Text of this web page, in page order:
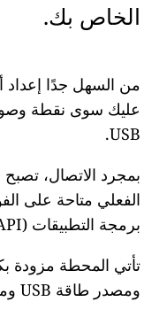
الخاص بك.
USB.
بمجرد الاتصال،
الفعلي متاحة على
برمجة التطبيقات (API).
ومصدر طاقة USB ومعدات تركيب ولوحة شمسية اختيارية.